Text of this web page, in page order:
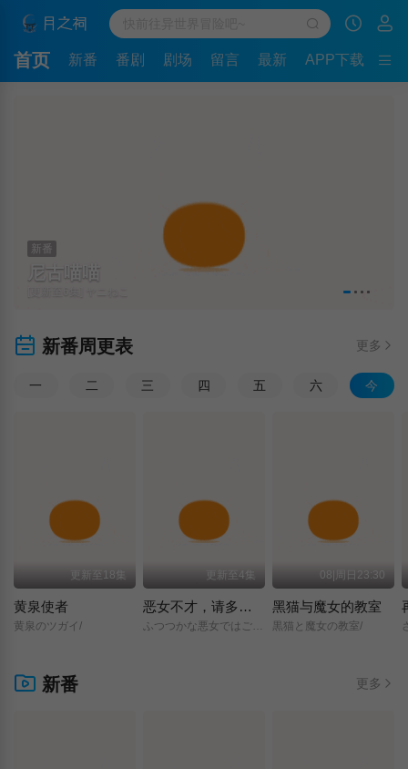
首页 新番 番剧 剧场 留言 最新 APP下载
新番
尼古喵喵
新番周更表 更多
一 二 三 四 五 六 今
更新至18集
黄泉使者
黄泉のツガイ/
更新至4集
恶女不才，请多关照 ～雏宫蝶鼠换身传～
ふつつかな悪女ではございますが/～雛宮蝶鼠とりかえ伝～/
08|周日23:30
黑猫与魔女的教室
黒猫と魔女の教室/
新番 更多